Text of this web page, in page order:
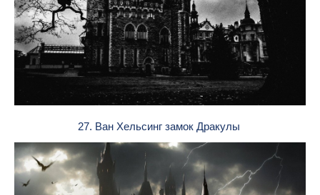
27. Ван Хельсинг замок Дракулы